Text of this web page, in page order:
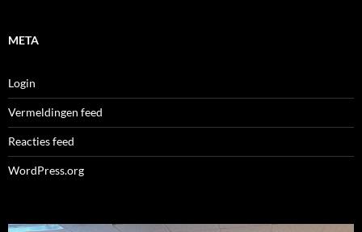
META
Login
Vermeldingen feed
Reacties feed
WordPress.org